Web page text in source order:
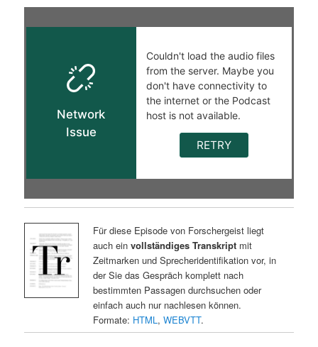
Für diese Episode von Forschergeist liegt
auch ein vollständiges Transkriptmit
Zeitmarken und Sprecheridentifikation vor, in
der Sie das Gespräch komplett nach
bestimmten Passagen durchsuchen oder
einfach auch nur nachlesen können.
Formate: HTML, WEBVTT.